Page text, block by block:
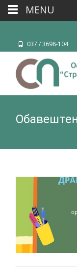
037 / 3698-104
MENU